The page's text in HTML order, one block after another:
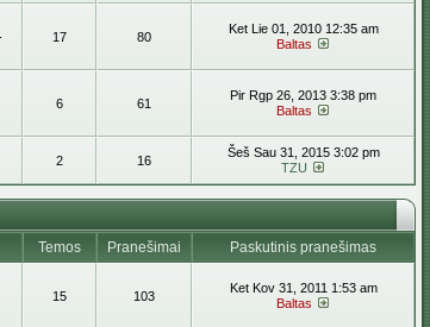
17 80
Ket Lie 01, 2010 12:35 am
Baltas
6 61
Pir Rgp 26, 2013 3:38 pm
Baltas
2 16
Šeš Sau 31, 2015 3:02 pm
TZU
Temos Pranešimai
Paskutinis pranešimas
15 103
Ket Kov 31, 2011 1:53 am
Baltas